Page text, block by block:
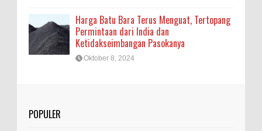
Harga Batu Bara Terus Menguat, Tertopang
Permintaan dari India dan
Ketidakseimbangan Pasokanya
Oktober 8, 2024
POPULER